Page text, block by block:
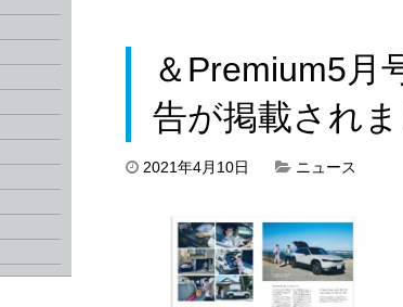
＆Premium5月
告が掲載され
2021年4月10日
ニュース